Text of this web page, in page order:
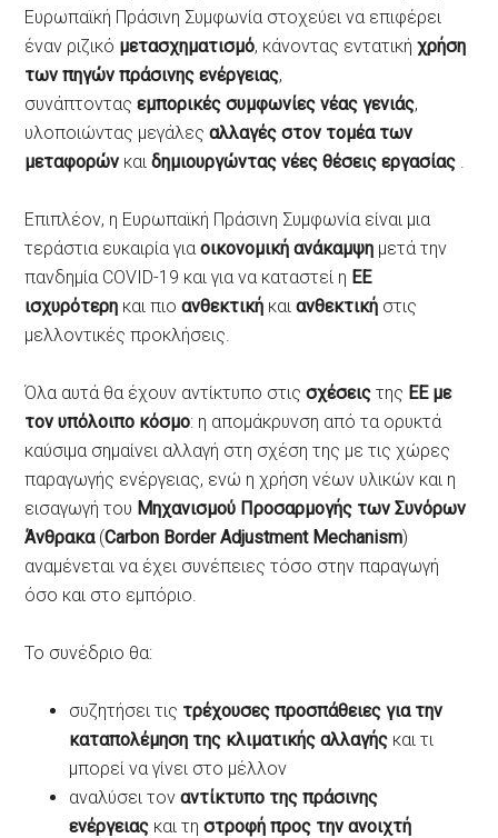
Ευρωπαϊκή Πράσινη Συμφωνία στοχεύει να επιφέρει
έναν ριζικό μετασχηματισμό, κάνοντας εντατικήχρήση
των πηγών πράσινης ενέργειας,
συνάπτονταςεμπορικές συμφωνίες νέας γενιάς,
υλοποιώντας μεγάλεςαλλαγές στον τομέα των
μεταφορών καιδημιουργώντας νέες θέσεις εργασίας .
Επιπλέον, η Ευρωπαϊκή Πράσινη Συμφωνία είναι μια
τεράστια ευκαιρία γιαοικονομική ανάκαμψη μετά την
πανδημία COVID-19 και για να καταστεί η ΕΕ
ισχυρότερη και πιοανθεκτική καιανθεκτική στις
μελλοντικές προκλήσεις.
Όλα αυτά θα έχουν αντίκτυπο στιςσχέσεις της ΕΕ με
τον υπόλοιπο κόσμο: η απομάκρυνση από τα ορυκτά
καύσιμα σημαίνει αλλαγή στη σχέση της με τις χώρες
παραγωγής ενέργειας, ενώ η χρήση νέων υλικών και η
εισαγωγή του Μηχανισμού Προσαρμογής των Συνόρων
Άνθρακα(Carbon Border Adjustment Mechanism)
αναμένεται να έχει συνέπειες τόσο στην παραγωγή
όσο και στο εμπόριο.
Το συνέδριο θα:
συζητήσει τις τρέχουσες προσπάθειες για την
καταπολέμηση της κλιματικής αλλαγής και τι
μπορεί να γίνει στο μέλλον
αναλύσει τοναντίκτυπο της πράσινης
ενέργειας και τηστροφή προς την ανοιχτή